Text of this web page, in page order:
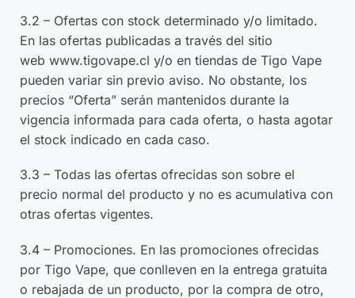
3.2 – Ofertas con stock determinado y/o limitado.
En las ofertas publicadas a través del sitio
web www.tigovape.cl y/o en tiendas de Tigo Vape
pueden variar sin previo aviso. No obstante, los
precios “Oferta” serán mantenidos durante la
vigencia informada para cada oferta, o hasta agotar
el stock indicado en cada caso.
3.3 – Todas las ofertas ofrecidas son sobre el
precio normal del producto y no es acumulativa con
otras ofertas vigentes.
3.4 – Promociones. En las promociones ofrecidas
por Tigo Vape, que conlleven en la entrega gratuita
o rebajada de un producto, por la compra de otro,